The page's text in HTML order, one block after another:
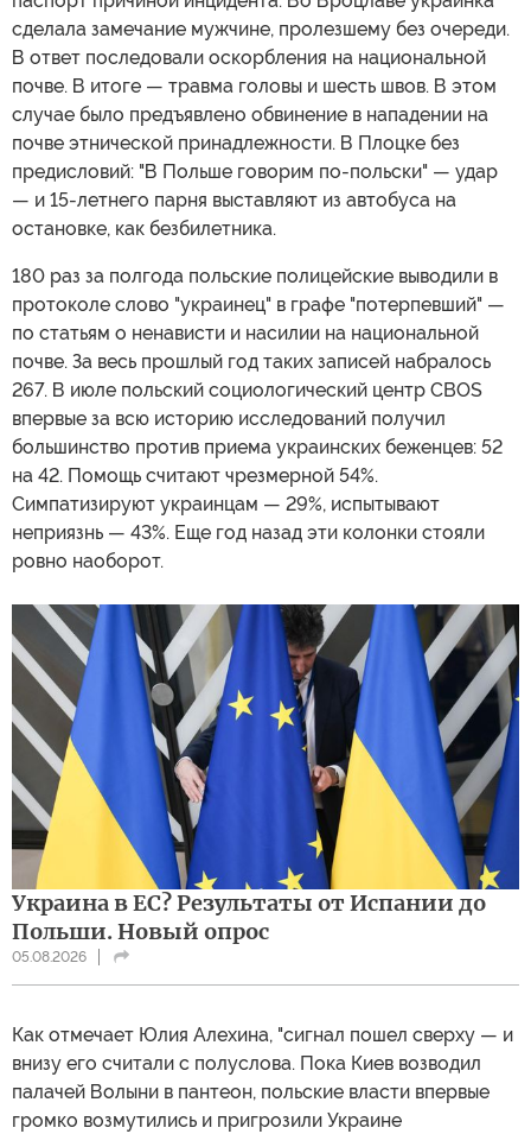
сделала замечание мужчине, пролезшему без очереди.
В ответ последовали оскорбления на национальной
почве. В итоге — травма головы и шесть швов. В этом
случае было предъявлено обвинение в нападении на
почве этнической принадлежности. В Плоцке без
предисловий: "В Польше говорим по-польски" — удар
— и 15-летнего парня выставляют из автобуса на
остановке, как безбилетника.
180 раз за полгода польские полицейские выводили в
протоколе слово "украинец" в графе "потерпевший" —
по статьям о ненависти и насилии на национальной
почве. За весь прошлый год таких записей набралось
267. В июле польский социологический центр CBOS
впервые за всю историю исследований получил
большинство против приема украинских беженцев: 52
на 42. Помощь считают чрезмерной 54%.
Симпатизируют украинцам — 29%, испытывают
неприязнь — 43%. Еще год назад эти колонки стояли
ровно наоборот.
Украина в ЕС? Результаты от Испании до
Польши. Новый опрос
05.08.2026
Как отмечает Юлия Алехина, "сигнал пошел сверху — и
внизу его считали с полуслова. Пока Киев возводил
палачей Волыни в пантеон, польские власти впервые
громко возмутились и пригрозили Украине